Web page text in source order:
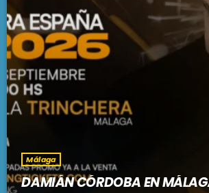
Málaga
DAMIÁN CÓRDOBA EN